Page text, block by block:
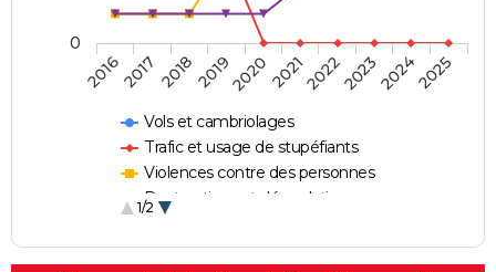
Vols et cambriolages
Trafic et usage de stupéfiants
Violences contre des personnes
Destructions et dégradations
1/2
20162017 20182019202020212022202320242025
0